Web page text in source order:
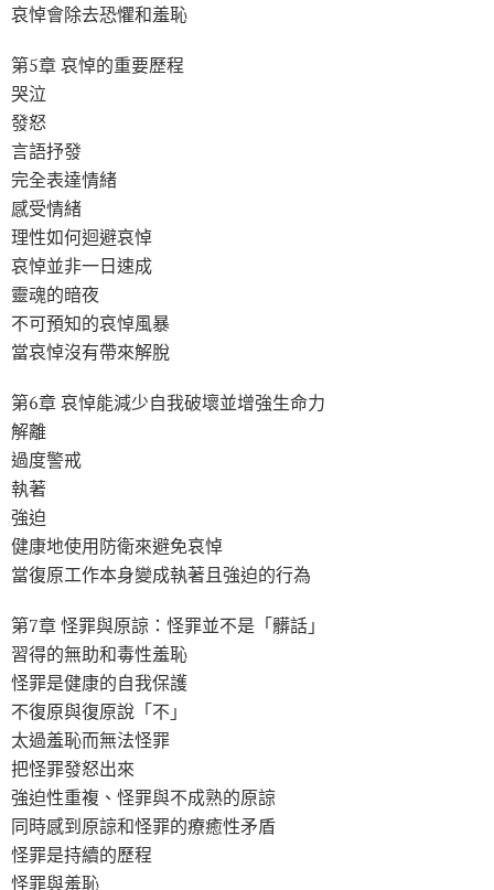
哀悼會除去恐懼和羞恥
第5章 哀悼的重要歷程
哭泣
發怒
言語抒發
完全表達情緒
感受情緒
理性如何迴避哀悼
哀悼並非一日速成
靈魂的暗夜
不可預知的哀悼風暴
當哀悼沒有帶來解脫
第6章 哀悼能減少自我破壞並增強生命力
解離
過度警戒
執著
強迫
健康地使用防衛來避免哀悼
當復原工作本身變成執著且強迫的行為
第7章 怪罪與原諒：怪罪並不是「髒話」
習得的無助和毒性羞恥
怪罪是健康的自我保護
不復原與復原說「不」
太過羞恥而無法怪罪
把怪罪發怒出來
強迫性重複、怪罪與不成熟的原諒
同時感到原諒和怪罪的療癒性矛盾
怪罪是持續的歷程
怪罪與羞恥